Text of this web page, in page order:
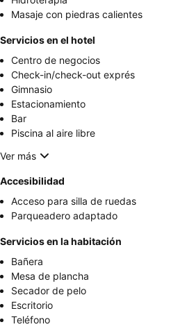
Masaje con piedras calientes
Servicios en el hotel
Centro de negocios
Check-in/check-out exprés
Gimnasio
Estacionamiento
Bar
Piscina al aire libre
Ver más
Accesibilidad
Acceso para silla de ruedas
Parqueadero adaptado
Servicios en la habitación
Bañera
Mesa de plancha
Secador de pelo
Escritorio
Teléfono